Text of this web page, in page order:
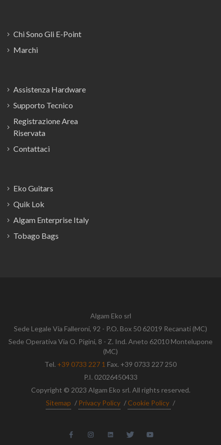
Chi Sono Gli E-Point
Marchi
Assistenza Hardware
Supporto Tecnico
Registrazione Area
Riservata
Contattaci
Eko Guitars
Quik Lok
Algam Enterprise Italy
Tobago Bags
Algam Eko srl
Sede Legale Via Falleroni, 92 - P.O. Box 50 62019 Recanati (MC)
Sede Operativa Via O. Pigini, 8 - Z. Ind. Aneto 62010 Montelupone
(MC)
Tel. +39 0733 227 1 Fax. +39 0733 227 250
P.I. 02026450433
Copyright © 2023 Algam Eko srl. All rights reserved.
Sitemap / Privacy Policy / Cookie Policy /